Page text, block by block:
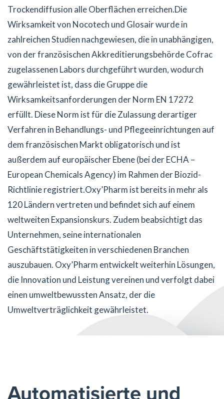
Trockendiffusion alle Oberflächen erreichen.Die
Wirksamkeit von Nocotech und Glosair wurde in
zahlreichen Studien nachgewiesen, die in unabhängigen,
von der französischen Akkreditierungsbehörde Cofrac
zugelassenen Labors durchgeführt wurden, wodurch
gewährleistet ist, dass die Gruppe die
Wirksamkeitsanforderungen der Norm EN 17272
erfüllt. Diese Norm ist für die Zulassung derartiger
Verfahren in Behandlungs- und Pflegeeinrichtungen auf
dem französischen Markt obligatorisch und ist
außerdem auf europäischer Ebene (bei der ECHA –
European Chemicals Agency) im Rahmen der Biozid-
Richtlinie registriert.Oxy’Pharm ist bereits in mehr als
120 Ländern vertreten und befindet sich auf einem
weltweiten Expansionskurs. Zudem beabsichtigt das
Unternehmen, seine internationalen
Geschäftstätigkeiten in verschiedenen Branchen
auszubauen. Oxy’Pharm entwickelt weiterhin Lösungen,
die Innovation und Leistung vereinen und verfolgt dabei
einen umweltbewussten Ansatz, der die
Umweltverträglichkeit gewährleistet.
Automatisierte und